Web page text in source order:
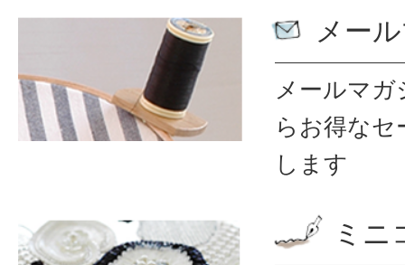
メー
メールマ
ら お得なセ
します
ミニ